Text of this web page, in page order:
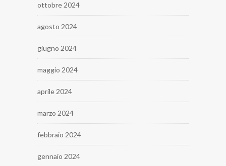
ottobre 2024
agosto 2024
giugno 2024
maggio 2024
aprile 2024
marzo 2024
febbraio 2024
gennaio 2024